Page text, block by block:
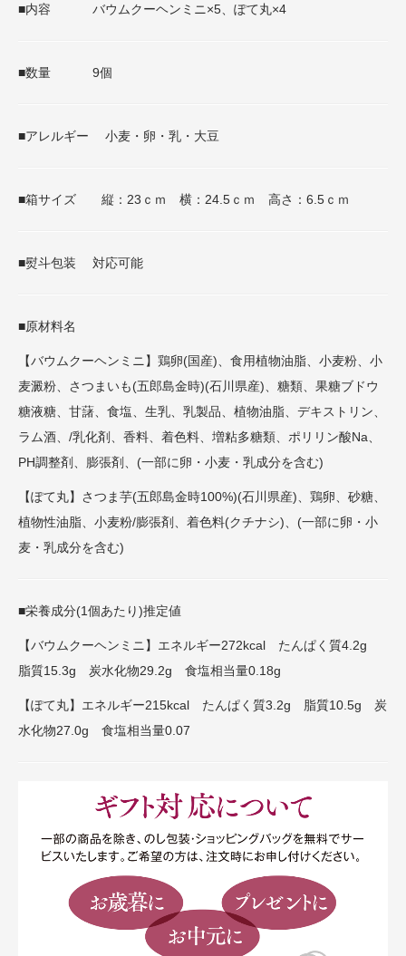
■内容 バウムクーヘンミニ×5、ぽて丸×4
■数量 9個
■アレルギー 小麦・卵・乳・大豆
■箱サイズ 縦：23ｃｍ 横：24.5ｃｍ 高さ：6.5ｃｍ
■熨斗包装 対応可能
■原材料名
【バウムクーヘンミニ】鶏卵(国産)、食用植物油脂、小麦粉、小
麦澱粉、さつまいも(五郎島金時)(石川県産)、糖類、果糖ブドウ
糖液糖、甘藷、食塩、生乳、乳製品、植物油脂、デキストリン、
ラム酒、/乳化剤、香料、着色料、増粘多糖類、ポリリン酸Na、
PH調整剤、膨張剤、(一部に卵・小麦・乳成分を含む)
【ぽて丸】さつま芋(五郎島金時100%)(石川県産)、鶏卵、砂糖、
植物性油脂、小麦粉/膨張剤、着色料(クチナシ)、(一部に卵・小
麦・乳成分を含む)
■栄養成分(1個あたり)推定値
【バウムクーヘンミニ】エネルギー272kcal たんぱく質4.2g
脂質15.3g 炭水化物29.2g 食塩相当量0.18g
【ぽて丸】エネルギー215kcal たんぱく質3.2g 脂質10.5g 炭
水化物27.0g 食塩相当量0.07